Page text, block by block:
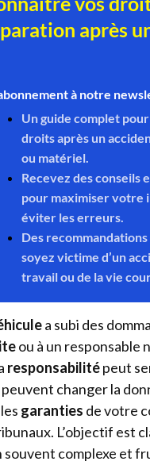
a subi des
ou à un responsable
responsabilitépeut
changer la
garanties de votre
L’objectif est
souvent complexe et